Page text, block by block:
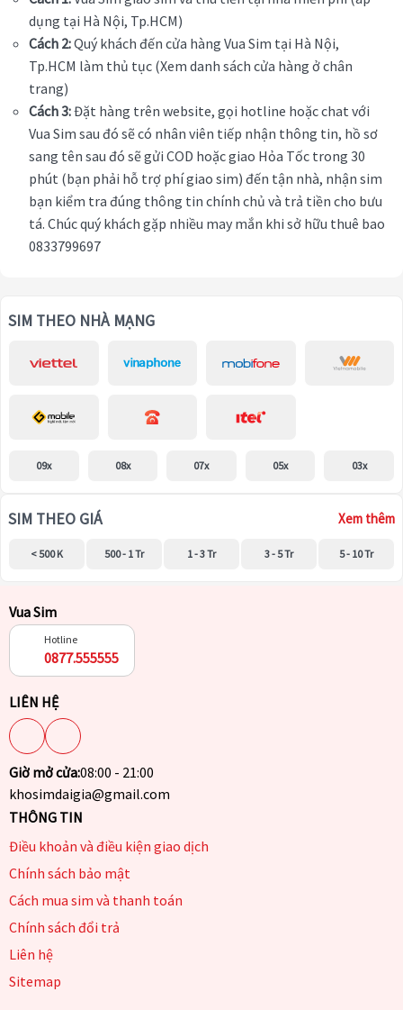
dụng tại Hà Nội, Tp.HCM)
Cách 2:Quý khách đến cửa hàng Vua Sim tại Hà Nội,
Tp.HCM làm thủ tục (Xem danh sách cửa hàng ở chân
trang)
Cách 3:Đặt hàng trên website, gọi hotline hoặc chat với
Vua Sim sau đó sẽ có nhân viên tiếp nhận thông tin, hồ sơ
sang tên sau đó sẽ gửi COD hoặc giao Hỏa Tốc trong 30
phút (bạn phải hỗ trợ phí giao sim) đến tận nhà, nhận sim
bạn kiểm tra đúng thông tin chính chủ và trả tiền cho bưu
tá. Chúc quý khách gặp nhiều may mắn khi sở hữu thuê bao
0833799697
SIM THEO NHÀ MẠNG
09x 08x 07x 05x 03x
SIM THEO GIÁ Xem thêm
< 500 K 500 - 1 Tr 1 - 3 Tr 3 - 5 Tr 5 - 10 Tr
Vua Sim
Hotline
0877.555555
LIÊN HỆ
Giờ mở cửa:08:00 - 21:00
khosimdaigia@gmail.com
THÔNG TIN
Điều khoản và điều kiện giao dịch
Chính sách bảo mật
Cách mua sim và thanh toán
Chính sách đổi trả
Liên hệ
Sitemap